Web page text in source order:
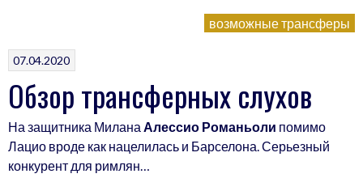
возможные трансферы
07.04.2020
Обзор трансферных слухов
На защитника Милана Алессио Романьоли помимо
Лацио вроде как нацелилась и Барселона. Серьезный
конкурент для римлян…